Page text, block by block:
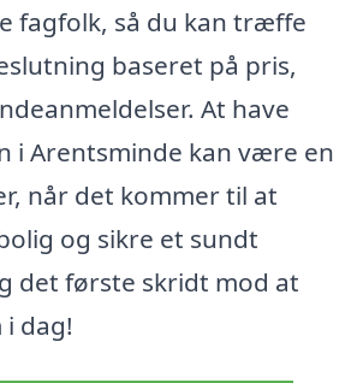
fagfolk, så du kan træffe
baseret på pris,
At have
i Arentsminde kan være en
når det kommer til at
og sikre et sundt
det første skridt mod at
dag!